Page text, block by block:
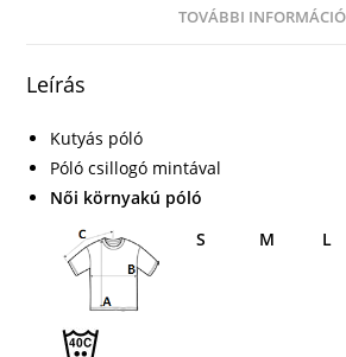
TOVÁBBI
Leírás
Kutyás póló
Póló csillogó mintával
Női környakú póló
S
M L